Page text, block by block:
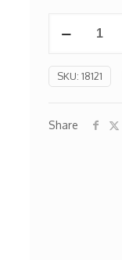
czerwona
SKU: 18121
Share